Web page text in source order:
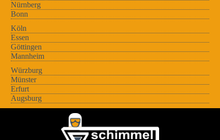
Nürnberg
Bonn
Köln
Essen
Göttingen
Mannheim
Würzburg
Münster
Erfurt
Augsburg